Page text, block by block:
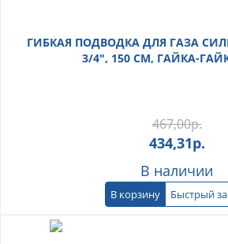
ГИБКАЯ ПОДВОДКА ДЛЯ ГАЗА
3/4", 150 СМ, ГАЙКА-
467,00р.
434,31р.
В наличии
В корзину Быстрый